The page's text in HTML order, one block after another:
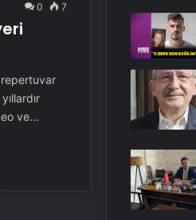
0 7
repertuvar
ve…